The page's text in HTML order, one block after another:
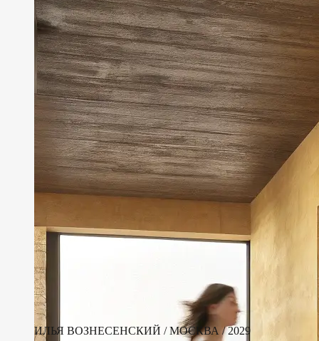
ИЛЬЯ ВОЗНЕСЕНСКИЙ / МОСКВА / 2029